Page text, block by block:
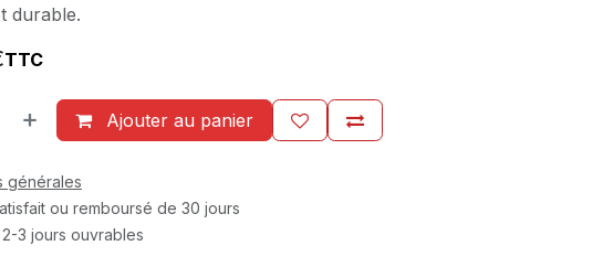
durable.
TTC
Ajouter au panier
générales
ou remboursé de 30 jours
3 jours ouvrables